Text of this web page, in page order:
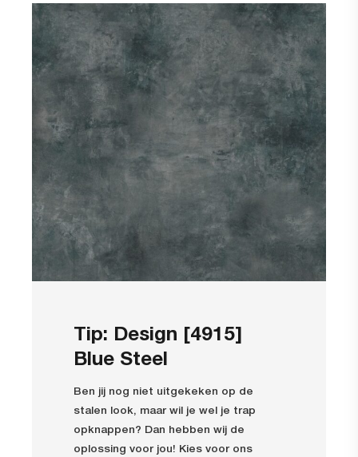
Tip: Design [4915]
Blue Steel
Ben jij nog niet uitgekeken op de
stalen look, maar wil je wel je trap
opknappen? Dan hebben wij de
oplossing voor jou! Kies voor ons